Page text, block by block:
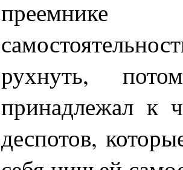
преемнике
рухнуть,
принадлежал к
деспотов,